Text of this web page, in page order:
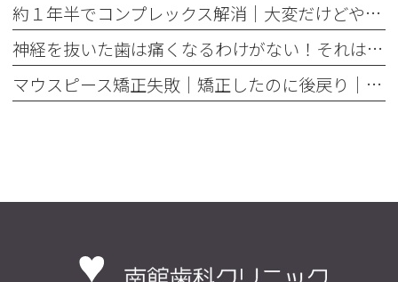
約１年半でコンプレックス解消｜大変だけどやって良かった歯の矯正治療
神経を抜いた歯は痛くなるわけがない！それは嘘です
マウスピース矯正失敗｜矯正したのに後戻り｜最近よく聞くけどそれってなんで？